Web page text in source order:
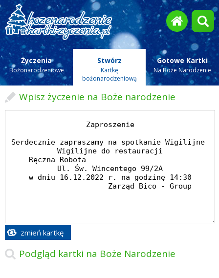
Życzenia
Bożonarodzeniowe
Stwórz
Kartkę
bożonarodzeniową
Gotowe Kartki
Na Boże Narodzenie
Wpisz życzenie na Boże narodzenie
zmień kartkę
Podgląd kartki na Boże Narodzenie